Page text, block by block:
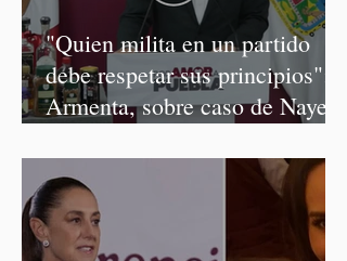
"Quien milita en un partido
debe respetar sus principios":
Armenta, sobre caso de Nayeli